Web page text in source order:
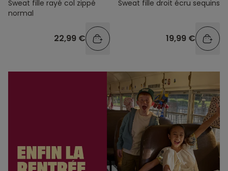
Sweat fille rayé col zippé
normal
22,99 €
Sweat fille droit écru sequins
19,99 €